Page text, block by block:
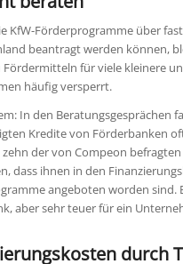
KfW-Förderprogramme über
beantragt werden können,
Fördermitteln für viele kleinere
häufig versperrt.
In den Beratungsgesprächen
Kredite von Förderbanken
zehn der von Compeon
dass ihnen in den
angeboten worden sind.
aber sehr teuer für ein
durch